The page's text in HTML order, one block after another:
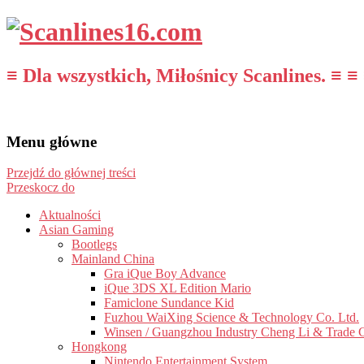
≡ Dla wszystkich, Miłośnicy Scanlines. ≡ ≡
Menu główne
Przejdź do głównej treści
Przeskocz do
Aktualności
Asian Gaming
Bootlegs
Mainland China
Gra iQue Boy Advance
iQue 3DS XL Edition Mario
Famiclone Sundance Kid
Fuzhou WaiXing Science & Technology Co. Ltd.
Winsen / Guangzhou Industry Cheng Li & Trade
Hongkong